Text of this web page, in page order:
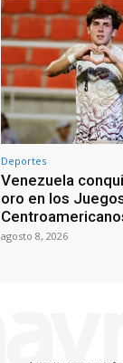
Deportes
Venezuela
oro en los
agosto 8, 2026